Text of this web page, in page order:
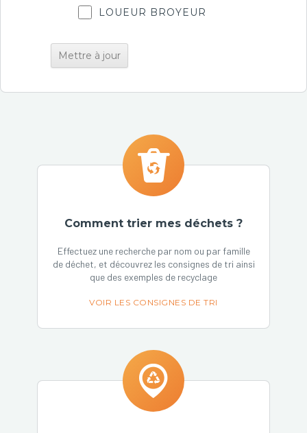
LOUEUR BROYEUR
Comment trier mes déchets ?
Effectuez une recherche par nom ou par famille
de déchet, et découvrez les consignes de tri ainsi
que des exemples de recyclage
VOIR LES CONSIGNES DE TRI